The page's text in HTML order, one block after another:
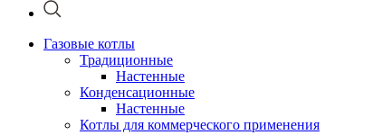
Газовые котлы
Традиционные
Настенные
Конденсационные
Настенные
Котлы для коммерческого применения